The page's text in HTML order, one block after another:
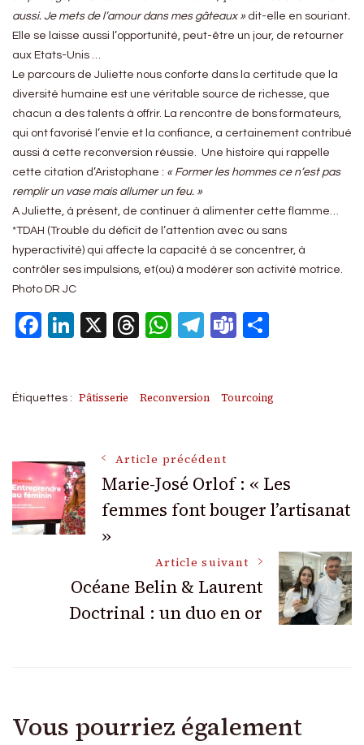
aussi. Je mets de l’amour dans mes gâteaux » dit-elle en souriant.
Elle se laisse aussi l’opportunité, peut-être un jour, de retourner
aux Etats-Unis …
Le parcours de Juliette nous conforte dans la certitude que la
diversité humaine est une véritable source de richesse, que
chacun a des talents à offrir. La rencontre de bons formateurs,
qui ont favorisé l’envie et la confiance, a certainement contribué
aussi à cette reconversion réussie. Une histoire qui rappelle
cette citation d’Aristophane : « Former les hommes ce n’est pas
remplir un vase mais allumer un feu. »
A Juliette, à présent, de continuer à alimenter cette flamme…
*TDAH (Trouble du déficit de l’attention avec ou sans
hyperactivité) qui affecte la capacité à se concentrer, à
contrôler ses impulsions, et(ou) à modérer son activité motrice.
Photo DR JC
Facebook
LinkedIn
X Threads
WhatsApp
Telegram
Teams
Étiquettes : Pâtisserie Reconversion Tourcoing
Navigation
des
articles
Article précédent
Marie-José Orlof : « Les
femmes font bouger l’artisanat
»
Article suivant
Océane Belin & Laurent
Doctrinal : un duo en or
Vous pourriez également